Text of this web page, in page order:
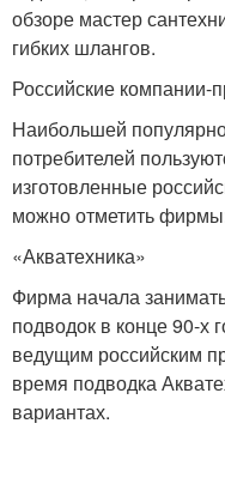
обзоре мастер
гибких шлангов.
Российские компании-
Наибольшей
потребителей
изготовленные
можно отметить
«Акватехника»
Фирма начала
подводок в конце 90-х
ведущим российским
время подводка
вариантах.